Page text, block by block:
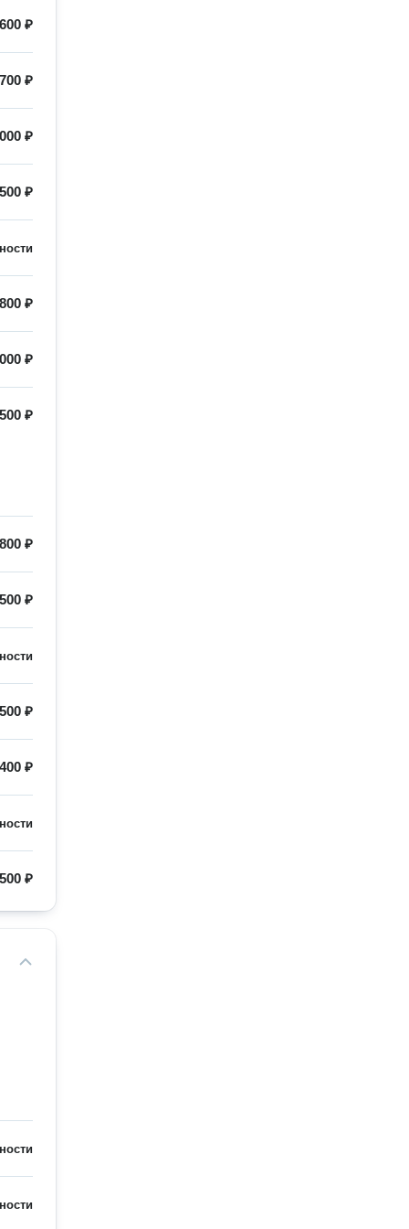
600 ₽
700 ₽
₽
500 ₽
800 ₽
₽
500 ₽
800 ₽
500 ₽
₽
400 ₽
500 ₽